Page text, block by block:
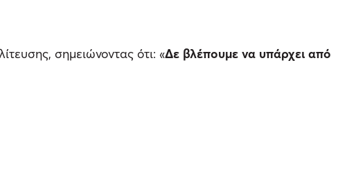
σημειώνοντας ότι: «Δε βλέπουμε να υπάρχει από